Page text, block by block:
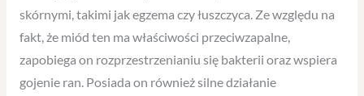
skórnymi, takimi jak egzema czy łuszczyca. Ze względu na
fakt, że miód ten ma właściwości przeciwzapalne,
zapobiega on rozprzestrzenianiu się bakterii oraz wspiera
gojenie ran. Posiada on również silne działanie